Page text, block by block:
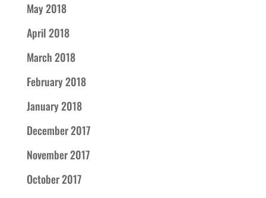
May 2018
April 2018
March 2018
February 2018
January 2018
December 2017
November 2017
October 2017